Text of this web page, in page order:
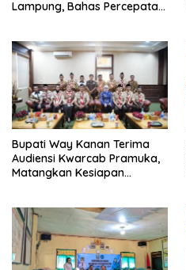
Lampung, Bahas Percepatan
Bupati Way Kanan Terima
Audiensi Kwarcab Pramuka,
Matangkan Kesiapan